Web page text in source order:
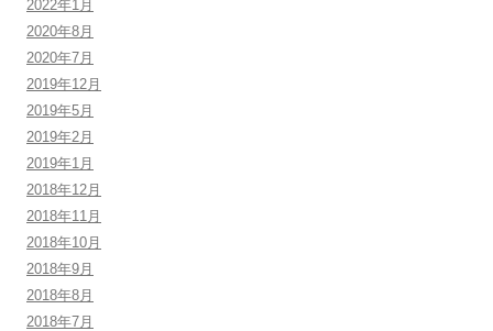
2022年1月
2020年8月
2020年7月
2019年12月
2019年5月
2019年2月
2019年1月
2018年12月
2018年11月
2018年10月
2018年9月
2018年8月
2018年7月